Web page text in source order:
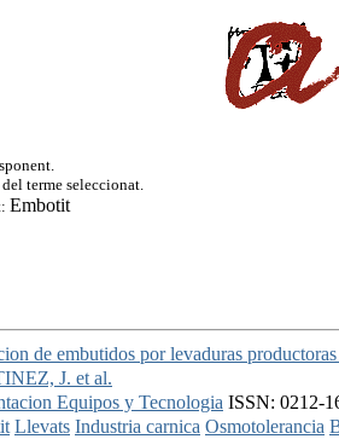
del terme seleccionat.
Embotit
de embutidos por levaduras productoras
J. et al.
Equipos y Tecnologia ISSN: 0212-
Llevats Industria carnica Osmotolerancia